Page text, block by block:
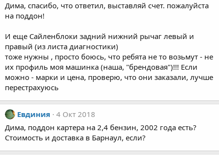
Дима, спасибо, что ответил, выставляй счет. пожалуйста
на поддон!
И еще Сайленблоки задний нижний рычаг левый и
правый (из листа диагностики)
тоже нужны , просто боюсь, что ребята не то возьмут - не
их профиль моя машинка (наша, "брендовая")!!! Если
можно - марки и цена, проверю, что они заказали, лучше
перестрахуюсь
Евдиния
4 Окт 2018
Дима, поддон картера на 2,4 бензин, 2002 года есть?
Стоимость и доставка в Барнаул, если?